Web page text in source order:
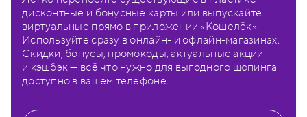
дисконтные и бонусные карты или выпускайте
виртуальные прямо в приложении «Кошелёк».
Используйте сразу в онлайн- и офлайн-магазинах.
Скидки, бонусы, промокоды, актуальные акции
и кэшбэк — всё что нужно для выгодного шопинга
доступно в вашем телефоне.